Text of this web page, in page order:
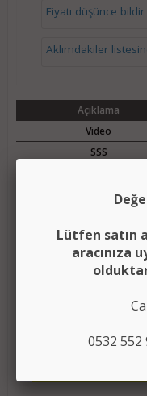
Fiyatı düşünce bildir
Aklımdakiler
Açıklama
Video
SSS
VOLKSWAGEN
PASSAT B8
(PERDE TAMİR
(1 TAKIM)
Lütfen satın
aracınıza
0532 552